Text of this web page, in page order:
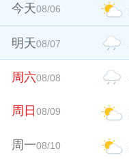
今天08/06
明天08/07
周六08/08
周日08/09
周一08/10